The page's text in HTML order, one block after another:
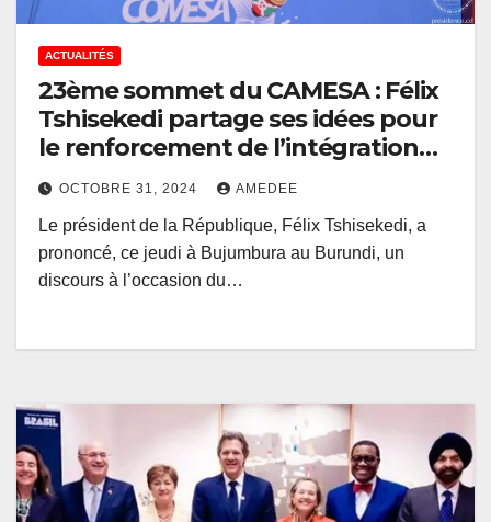
ACTUALITÉS
23ème sommet du CAMESA : Félix
Tshisekedi partage ses idées pour
le renforcement de l’intégration
de cette organisation sous
régionale
OCTOBRE 31, 2024 AMEDEE
Le président de la République, Félix Tshisekedi, a
prononcé, ce jeudi à Bujumbura au Burundi, un
discours à l’occasion du…